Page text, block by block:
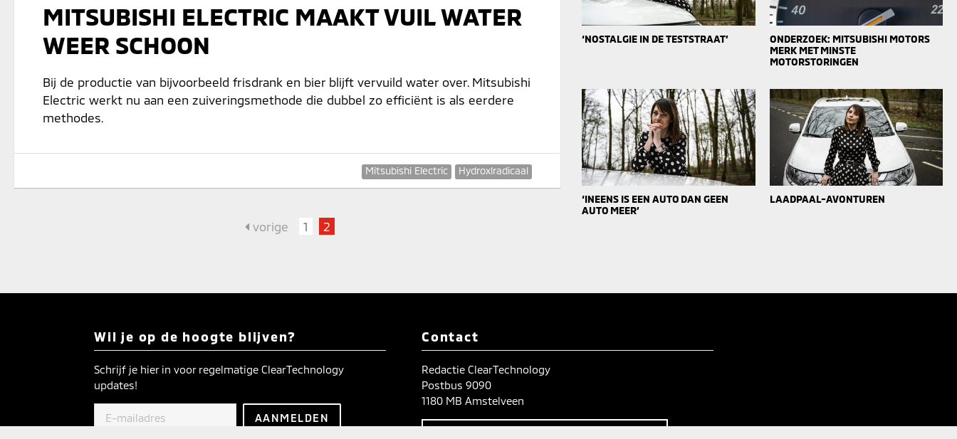
MITSUBISHI ELECTRIC MAAKT VUIL WATER
WEER SCHOON
Bij de productie van bijvoorbeeld frisdrank en bier blijft vervuild water over. Mitsubishi
Electric werkt nu aan een zuiveringsmethode die dubbel zo efficiënt is als eerdere
methodes.
Hydroxlradicaal
Mitsubishi Electric
vorige 1 2
‘NOSTALGIE IN DE TESTSTRAAT’
ONDERZOEK: MITSUBISHI MOTORS
MERK MET MINSTE
MOTORSTORINGEN
‘INEENS IS EEN AUTO DAN GEEN
AUTO MEER’
LAADPAAL-AVONTUREN
Wil je op de hoogte blijven?
Schrijf je hier in voor regelmatige ClearTechnology
updates!
Contact
Redactie ClearTechnology
Postbus 9090
1180 MB Amstelveen